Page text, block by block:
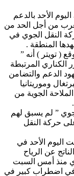
الأحد بالدعم
من أجل الحد من
النقل الجوي في
المنطقة .
( تويتر ) أنه ”
الكناري المرتبطة
الدعم والتضامن
وموريتانيا
الجوية من
” لم يسبق لهم
حركة النقل
اليوم الأحد في
عن الرياح
منذ أمس السبت
في اضطراب كبير في